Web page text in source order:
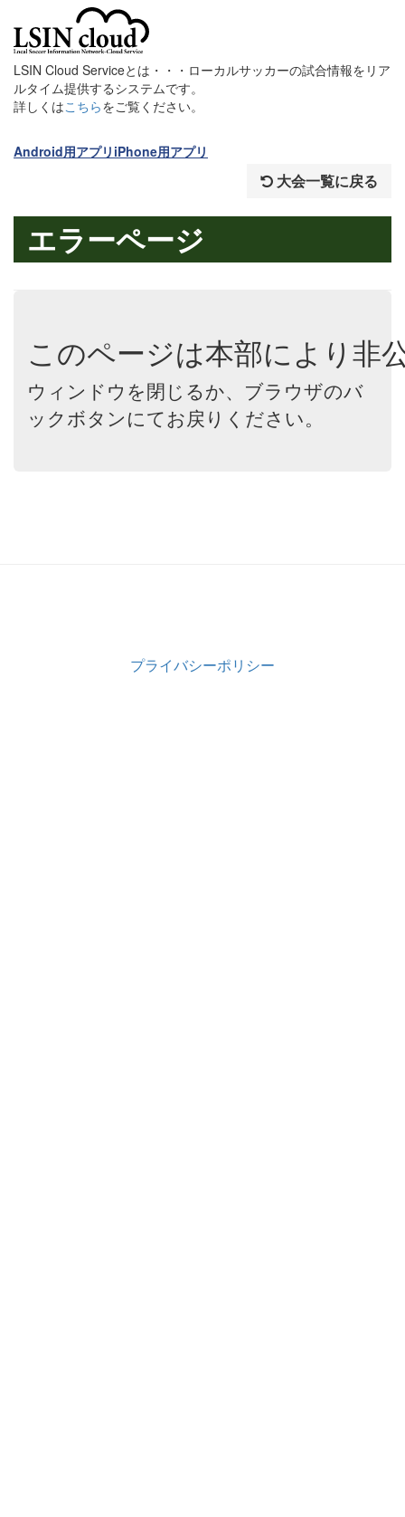
LSIN Cloud Serviceとは・・・ローカルサッカーの試合情報をリア
ルタイム提供するシステムです。
詳しくはこちらをご覧ください。
Android用アプリ iPhone用アプリ
大会一覧に戻る
エラーページ
このページは本部により非
ウィンドウを閉じるか、ブラウザのバ
ックボタンにてお戻りください。
プライバシーポリシー